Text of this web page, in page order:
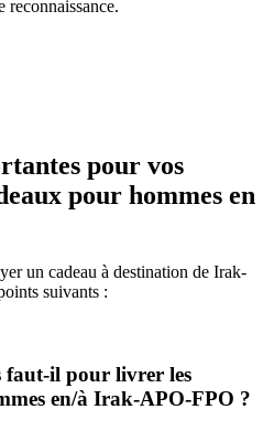
reconnaissance.
pour vos
pour hommes en
un cadeau à destination de Irak-
suivants :
faut-il pour livrer les
en/à Irak-APO-FPO ?